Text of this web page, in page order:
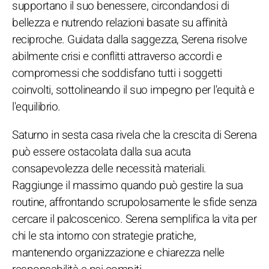
supportano il suo benessere, circondandosi di
bellezza e nutrendo relazioni basate su affinità
reciproche. Guidata dalla saggezza, Serena risolve
abilmente crisi e conflitti attraverso accordi e
compromessi che soddisfano tutti i soggetti
coinvolti, sottolineando il suo impegno per l'equità e
l'equilibrio.
Saturno in sesta casa rivela che la crescita di Serena
può essere ostacolata dalla sua acuta
consapevolezza delle necessità materiali.
Raggiunge il massimo quando può gestire la sua
routine, affrontando scrupolosamente le sfide senza
cercare il palcoscenico. Serena semplifica la vita per
chi le sta intorno con strategie pratiche,
mantenendo organizzazione e chiarezza nelle